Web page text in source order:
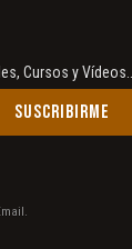
Cursos y